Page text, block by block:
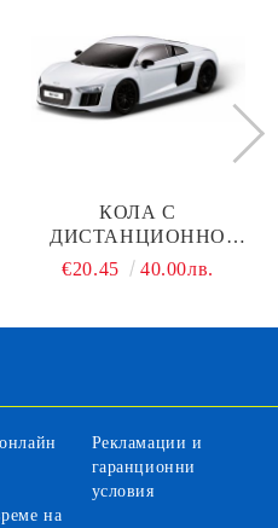
КОЛА С
ДИСТАНЦИОННО
УПРАВЛЕНИЕ AUDI R8
€20.45 40.00лв.
на
Рекламации и
гаранционни
условия